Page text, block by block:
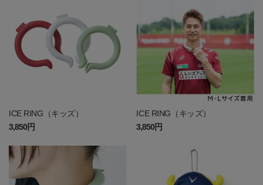
ICE RING（キッズ）
3,850円
ICE RING（キッズ）
3,850円